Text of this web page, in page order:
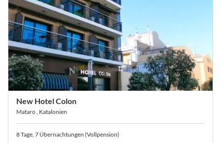
New Hotel Colon
Mataro , Katalonien
8 Tage, 7 Übernachtungen (Vollpension)